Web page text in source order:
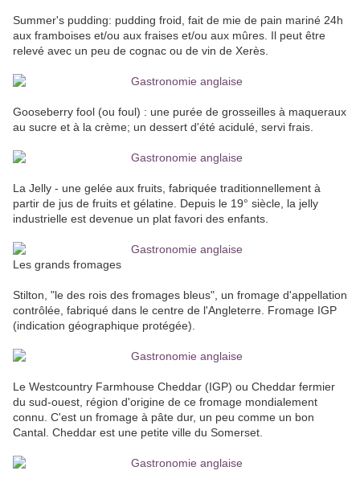
Summer's pudding: pudding froid, fait de mie de pain mariné 24h
aux framboises et/ou aux fraises et/ou aux mûres. Il peut être
relevé avec un peu de cognac ou de vin de Xerès.
Gooseberry fool (ou foul) : une purée de grosseilles à maqueraux
au sucre et à la crème; un dessert d'été acidulé, servi frais.
La Jelly - une gelée aux fruits, fabriquée traditionnellement à
partir de jus de fruits et gélatine. Depuis le 19° siècle, la jelly
industrielle est devenue un plat favori des enfants.
Les grands fromages
Stilton, "le des rois des fromages bleus", un fromage d'appellation
contrôlée, fabriqué dans le centre de l'Angleterre. Fromage IGP
(indication géographique protégée).
Le Westcountry Farmhouse Cheddar (IGP) ou Cheddar fermier
du sud-ouest, région d'origine de ce fromage mondialement
connu. C'est un fromage à pâte dur, un peu comme un bon
Cantal. Cheddar est une petite ville du Somerset.